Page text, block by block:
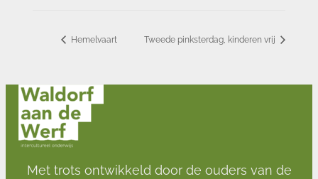
Hemelvaart Tweede pinksterdag, kinderen vrij
Met trots ontwikkeld door de ouders van de